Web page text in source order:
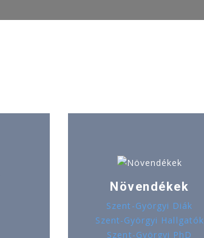
Növendékek
Szent-Györgyi Diák
Szent-Györgyi Hallgatók
Szent-Györgyi PhD